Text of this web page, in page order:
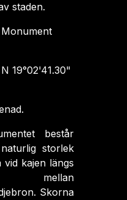
staden.
Monument
19°02'41.30"
består
storlek
kajen längs
mellan
Skorna